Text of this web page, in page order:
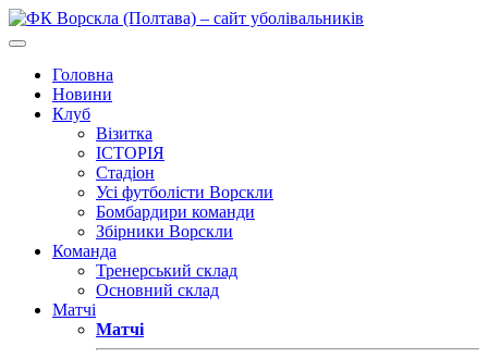
Головна
Новини
Клуб
Візитка
ІСТОРІЯ
Стадіон
Усі футболісти Ворскли
Бомбардири команди
Збірники Ворскли
Команда
Тренерський склад
Основний склад
Матчі
Матчі